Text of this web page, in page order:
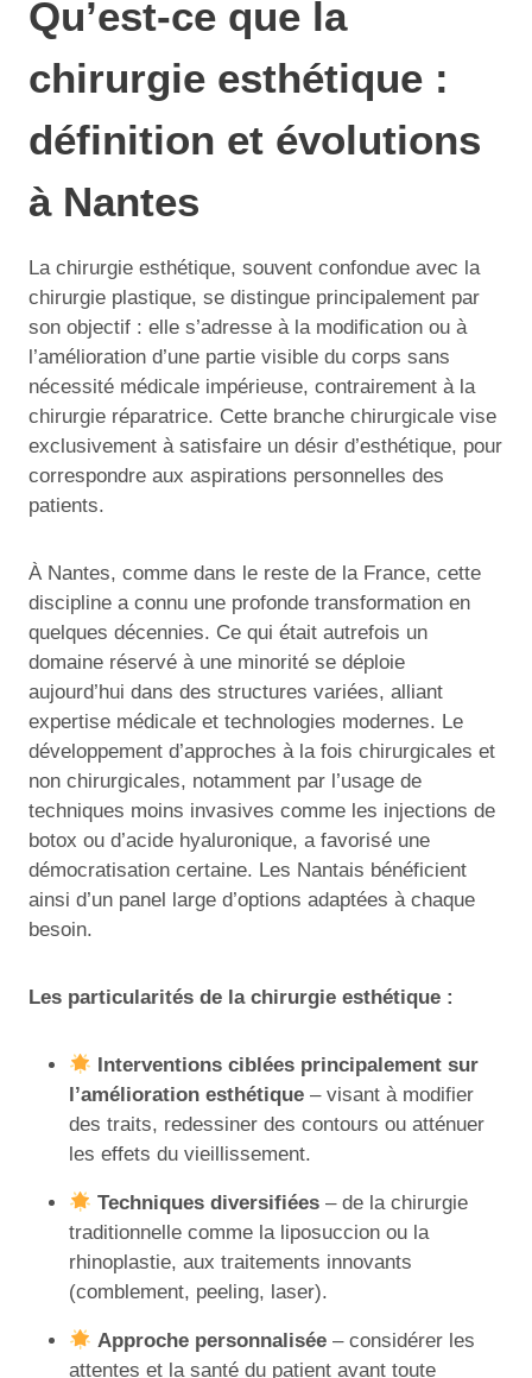
Qu’est-ce que la
chirurgie esthétique :
définition et évolutions
à Nantes
La chirurgie esthétique, souvent confondue avec la
chirurgie plastique, se distingue principalement par
son objectif : elle s’adresse à la modification ou à
l’amélioration d’une partie visible du corps sans
nécessité médicale impérieuse, contrairement à la
chirurgie réparatrice. Cette branche chirurgicale vise
exclusivement à satisfaire un désir d’esthétique, pour
correspondre aux aspirations personnelles des
patients.
À Nantes, comme dans le reste de la France, cette
discipline a connu une profonde transformation en
quelques décennies. Ce qui était autrefois un
domaine réservé à une minorité se déploie
aujourd’hui dans des structures variées, alliant
expertise médicale et technologies modernes. Le
développement d’approches à la fois chirurgicales et
non chirurgicales, notamment par l’usage de
techniques moins invasives comme les injections de
botox ou d’acide hyaluronique, a favorisé une
démocratisation certaine. Les Nantais bénéficient
ainsi d’un panel large d’options adaptées à chaque
besoin.
Les particularités de la chirurgie esthétique :
Interventions ciblées principalement sur
l’amélioration esthétique – visant à modifier
des traits, redessiner des contours ou atténuer
les effets du vieillissement.
Techniques diversifiées – de la chirurgie
traditionnelle comme la liposuccion ou la
rhinoplastie, aux traitements innovants
(comblement, peeling, laser).
Approche personnalisée – considérer les
attentes et la santé du patient avant toute